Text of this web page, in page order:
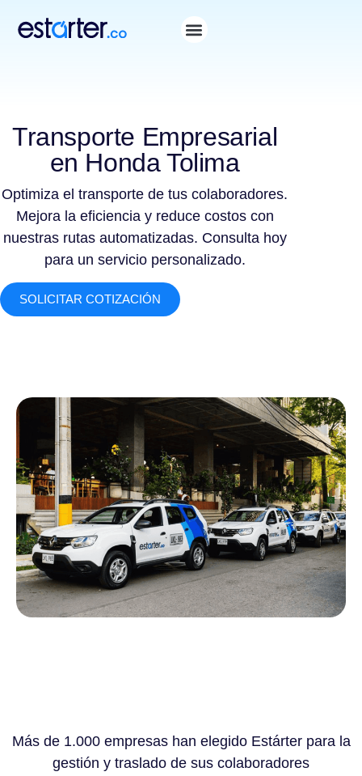
Transporte Empresarial
en Honda Tolima
Optimiza el transporte de tus colaboradores.
Mejora la eficiencia y reduce costos con
nuestras rutas automatizadas. Consulta hoy
para un servicio personalizado.
SOLICITAR COTIZACIÓN
Más de 1.000 empresas han elegido Estárter para la
gestión y traslado de sus colaboradores